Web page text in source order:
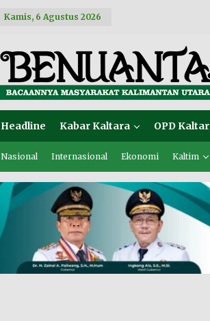
Kamis, 6 Agustus 2026
Headline Kabar Kaltara OPD
Nasional Internasional Ekonomi Kaltim